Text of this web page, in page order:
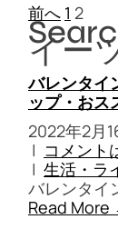
投
稿
ナ
ビ
ゲ
ー
シ
ョ
ン
前へ 1 2
イー
バレンタイ
ップ・おス
2022年2月
| コメント
| 生活・ラ
バレンタイ
Read More